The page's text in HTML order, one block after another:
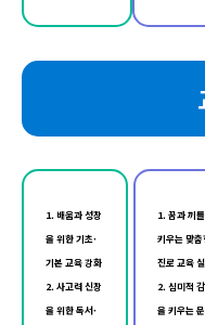
1. 배움과 성장
을 위한 기초·
기본 교육 강화
2. 사고력 신장
을 위한 독서·
1. 꿈과 끼를
키우는 맞춤
진로 교육
2. 심미적
을 키우는